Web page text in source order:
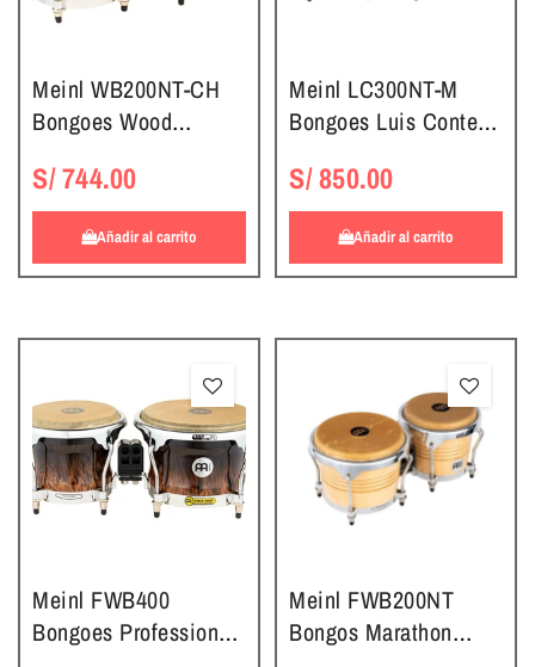
Meinl WB200NT-CH
Bongoes Wood
S/ 744.00
Añadir al carrito
Meinl LC300NT-M
Bongoes Luis Conte
S/ 850.00
Añadir al carrito
Meinl FWB400
Bongoes Professional
Meinl FWB200NT
Bongos Marathon